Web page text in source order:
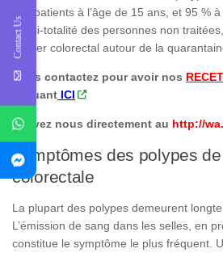
des patients à l’âge de 15 ans, et 95 %
quasi-totalité des personnes non
cancer colorectal autour de la
Nous contactez pour avoir nos
cliquant ICI
Ecrivez nous directement au http://
Symptômes des polypes
colorectale
La plupart des polypes demeurent
L’émission de sang dans les selles, en
constitue le symptôme le plus fréquent.
Contact Us